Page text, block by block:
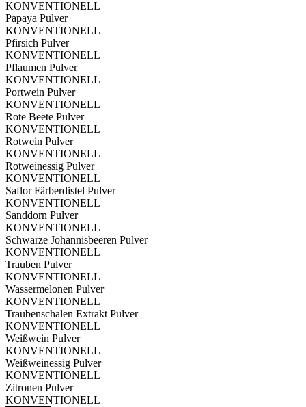
KONVENTIONELL
Papaya Pulver
KONVENTIONELL
Pfirsich Pulver
KONVENTIONELL
Pflaumen Pulver
KONVENTIONELL
Portwein Pulver
KONVENTIONELL
Rote Beete Pulver
KONVENTIONELL
Rotwein Pulver
KONVENTIONELL
Rotweinessig Pulver
KONVENTIONELL
Saflor Färberdistel Pulver
KONVENTIONELL
Sanddorn Pulver
KONVENTIONELL
Schwarze Johannisbeeren Pulver
KONVENTIONELL
Trauben Pulver
KONVENTIONELL
Wassermelonen Pulver
KONVENTIONELL
Traubenschalen Extrakt Pulver
KONVENTIONELL
Weißwein Pulver
KONVENTIONELL
Weißweinessig Pulver
KONVENTIONELL
Zitronen Pulver
KONVENTIONELL